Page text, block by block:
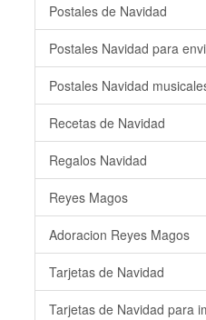
Postales de Navidad
Postales Navidad para
Postales Navidad
Recetas de Navidad
Regalos Navidad
Reyes Magos
Adoracion Reyes Magos
Tarjetas de Navidad
Tarjetas de Navidad para